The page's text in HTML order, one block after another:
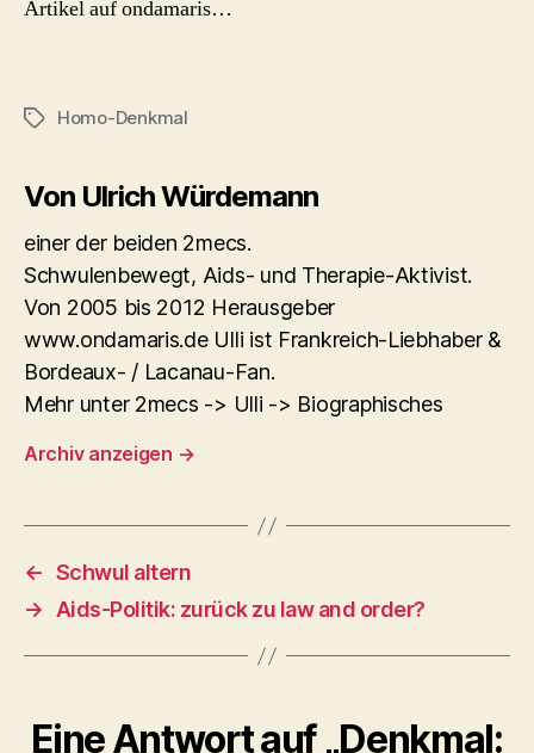
Artikel auf ondamaris…
Schlagwörter
Homo-Denkmal
Von Ulrich Würdemann
einer der beiden 2mecs.
Schwulenbewegt, Aids- und Therapie-Aktivist.
Von 2005 bis 2012 Herausgeber
www.ondamaris.de Ulli ist Frankreich-Liebhaber &
Bordeaux- / Lacanau-Fan.
Mehr unter 2mecs -> Ulli -> Biographisches
Archiv anzeigen →
← Schwul altern
→ Aids-Politik: zurück zu law and order?
Eine Antwort auf „Denkmal: